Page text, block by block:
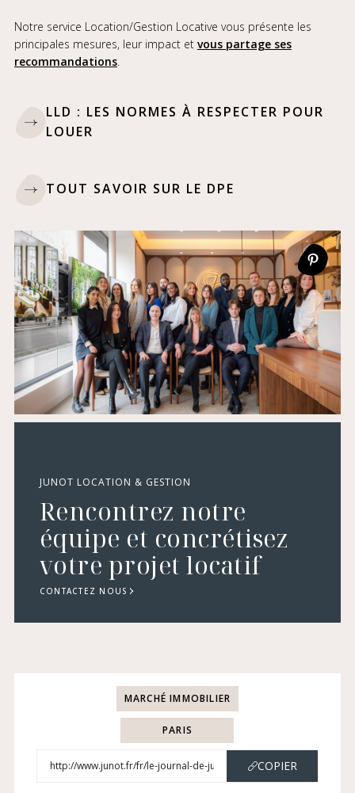
Notre service Location/Gestion Locative vous présente les
principales mesures, leur impact et vous partage ses
recommandations.
LLD : LES NORMES À RESPECTER POUR
LOUER
TOUT SAVOIR SUR LE DPE
JUNOT LOCATION & GESTION
Rencontrez notre
équipe et concrétisez
votre projet locatif
CONTACTEZ NOUS
MARCHÉ IMMOBILIER
PARIS
COPIER